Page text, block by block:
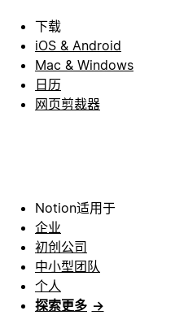
下载
iOS & Android
Mac & Windows
日历
网页剪裁器
Notion适用于
企业
初创公司
中小型团队
个人
探索更多 →